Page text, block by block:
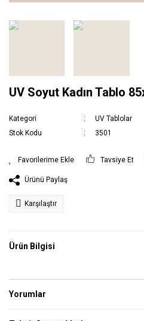
UV Soyut Kadın Tablo
Kategori
UV Tablolar
Stok Kodu
3501
Tavsiye Et
Ürünü Paylaş
Karşılaştır
Ürün Bilgisi
Yorumlar